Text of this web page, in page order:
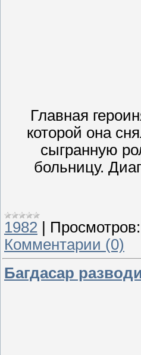
Главная
которой она
сыгранную
больницу.
1982 Просмотров:
Комментарии (0)
Багдасар